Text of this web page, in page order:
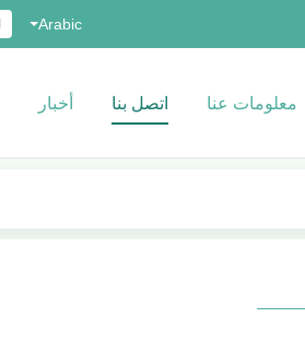
Arabic
معلومات عنا اتصل بنا أخبار